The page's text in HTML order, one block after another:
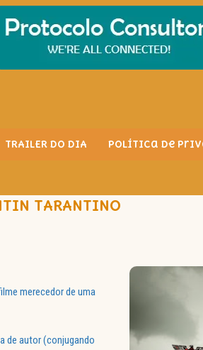
TRAILER DO DIA Política de
TARANTINO
merecedor de uma
de autor (conjugando